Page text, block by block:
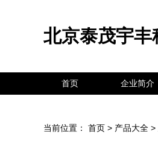
北京泰茂宇丰
首页 企业简介
当前位置： 首页 > 产品大全 >